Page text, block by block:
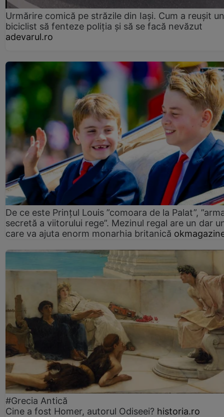
Urmărire comică pe străzile din Iași. Cum a reușit un
biciclist să fenteze poliția și să se facă nevăzut
adevarul.ro
De ce este Prințul Louis ”comoara de la Palat”,
secretă a viitorului rege”. Mezinul regal are un dar
care va ajuta enorm monarhia britanică
#Grecia Antică
Cine a fost Homer, autorul Odiseei? historia.ro